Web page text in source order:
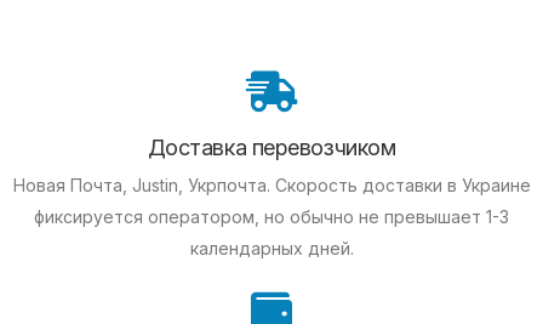
Доставка перевозчиком
Новая Почта, Justin, Укрпочта. Скорость доставки в Украине
фиксируется оператором, но обычно не превышает 1-3
календарных дней.